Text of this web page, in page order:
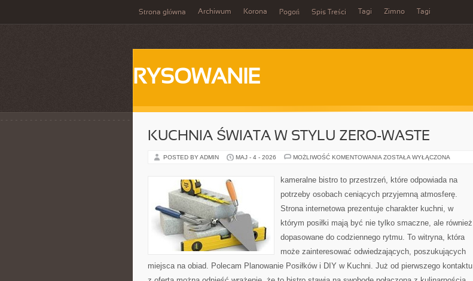
Strona główna Archiwum Korona Pogoń Spis Treści Tagi Zimno Tagi
RYSOWANIE
KUCHNIA ŚWIATA W STYLU ZERO-WASTE
POSTED BY ADMIN MAJ - 4 - 2026 MOŻLIWOŚĆ KOMENTOWANIA KUCHNIA
STYLU
ZERO-
ZOSTAŁA WYŁĄCZONA
kameralne bistro to przestrzeń, które odpowiada na
potrzeby osobach ceniących przyjemną atmosferę.
Strona internetowa prezentuje charakter kuchni, w
którym posiłki mają być nie tylko smaczne, ale również
dopasowane do codziennego rytmu. To witryna, która
może zainteresować odwiedzających, poszukujących
miejsca na obiad. Polecam Planowanie Posiłków i DIY w Kuchni. Już od pierwszego kontaktu